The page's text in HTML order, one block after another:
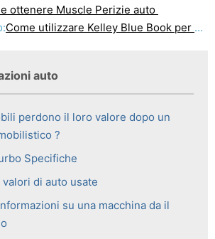
ottenere Muscle Perizie auto
Come utilizzare Kelley Blue Book per valutare il valore di un auto
auto
perdono il loro valore dopo un
?
Specifiche
di auto usate
su una macchina da il